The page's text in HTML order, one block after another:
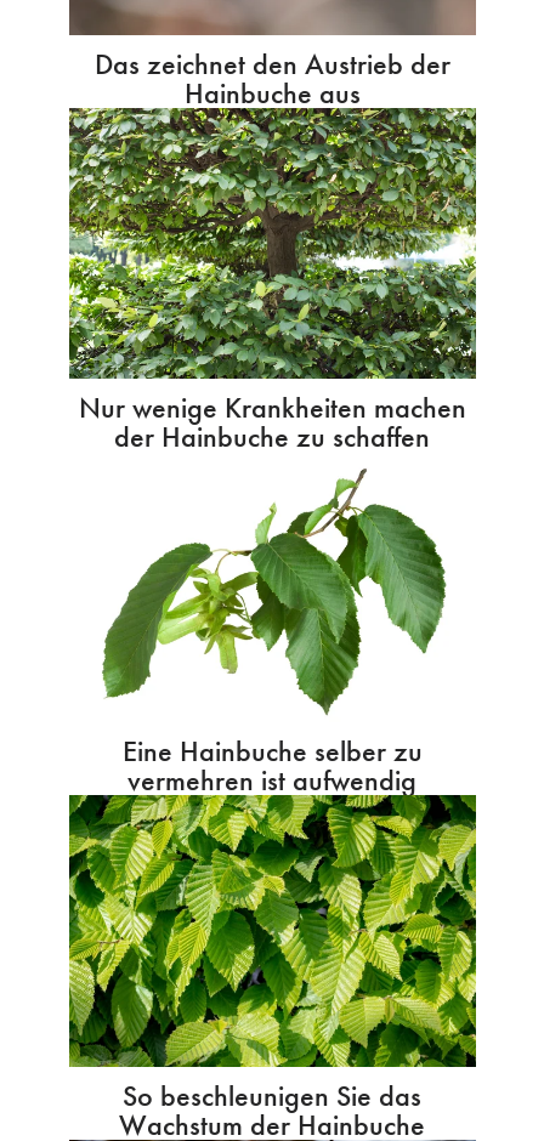
Das zeichnet den Austrieb der
Hainbuche aus
Nur wenige Krankheiten machen
der Hainbuche zu schaffen
Eine Hainbuche selber zu
vermehren ist aufwendig
So beschleunigen Sie das
Wachstum der Hainbuche